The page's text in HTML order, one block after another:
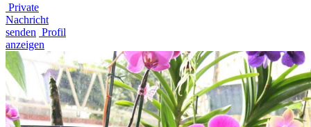
Private
Nachricht
senden Profil
anzeigen